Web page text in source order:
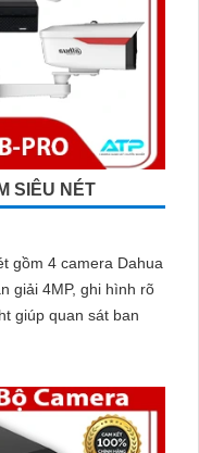
SIÊU NÉT
gồm 4 camera Dahua
giải 4MP, ghi hình rõ